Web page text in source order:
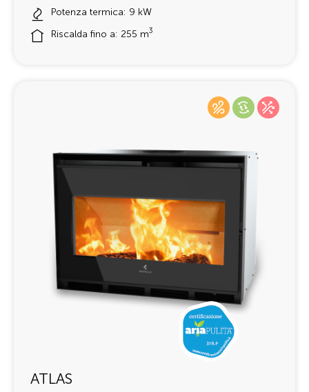
Potenza termica: 9 kW
Riscalda fino a: 255 m3
ATLAS